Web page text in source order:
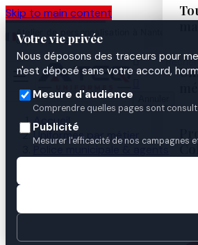
Skip to main content
Votre vie privée
Nous déposons des traceurs pour
n'est déposé sans votre accord,
Mesure d'audience
Comprendre quelles pages sont
Publicité
Mesurer l'efficacité de nos campagnes
Atelier de personnalisation à Nantes
depuis 2003

Accueil
Uniformes par métier
Police municipale & agents